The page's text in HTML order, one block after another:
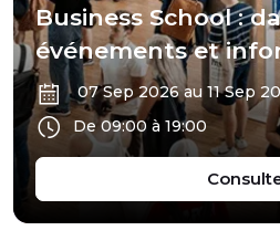
Business School :
événements et
07 Sep 2026 au 11 Sep
De 09:00 à 19:00